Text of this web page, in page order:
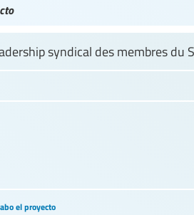
syndical des membres du
el proyecto